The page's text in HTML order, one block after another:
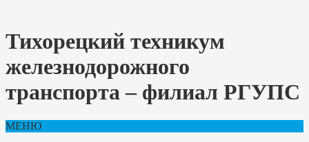
Тихорецкий техникум
железнодорожного
транспорта – филиал РГУПС
МЕНЮ